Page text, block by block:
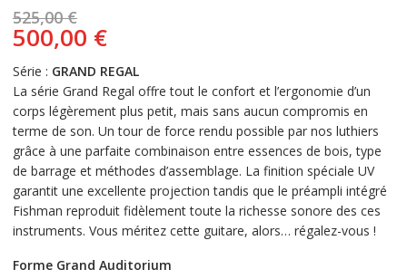
525,00€prix
initial
était :
525,00 €.
500,00 €Le
prix
actuel
est :
500,00 €.
Série : GRAND REGAL
La série Grand Regal offre tout le confort et l’ergonomie d’un
corps légèrement plus petit, mais sans aucun compromis en
terme de son. Un tour de force rendu possible par nos luthiers
grâce à une parfaite combinaison entre essences de bois, type
de barrage et méthodes d’assemblage. La finition spéciale UV
garantit une excellente projection tandis que le préampli intégré
Fishman reproduit fidèlement toute la richesse sonore des ces
instruments. Vous méritez cette guitare, alors… régalez-vous !
Forme Grand Auditorium